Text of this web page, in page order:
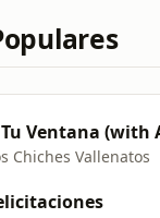
Chiches Vallenatos